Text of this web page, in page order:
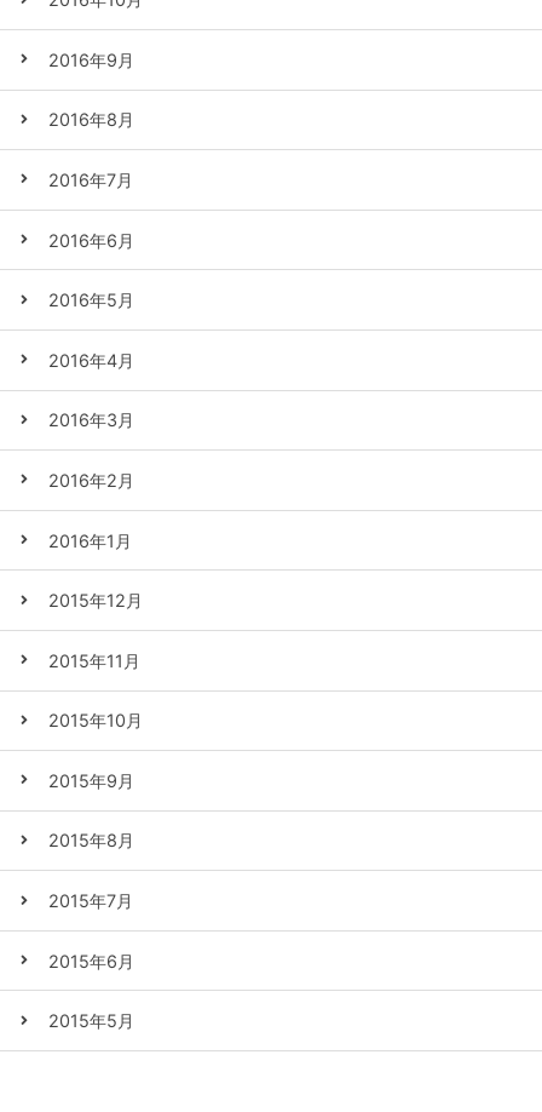
2016年9月
2016年8月
2016年7月
2016年6月
2016年5月
2016年4月
2016年3月
2016年2月
2016年1月
2015年12月
2015年11月
2015年10月
2015年9月
2015年8月
2015年7月
2015年6月
2015年5月